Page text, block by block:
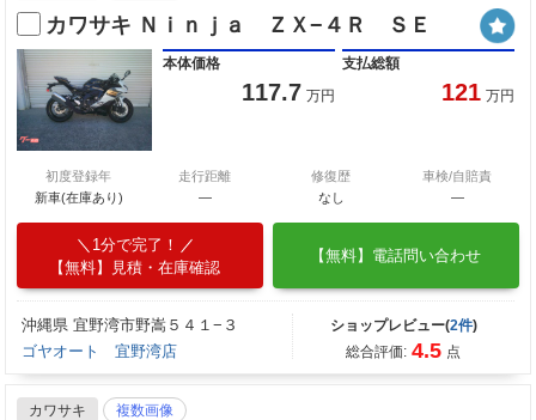
カワサキ Ｎｉｎｊａ ＺＸ−４Ｒ ＳＥ
本体価格
117.7 万円
支払総額
121 万円
初度登録年
新車(在庫あり)
走行距離
―
修復歴
なし
車検/自賠責
―
1分で完了！
【無料】見積・在庫確認
【無料】電話問い合わせ
沖縄県 宜野湾市野嵩５４１−３
ゴヤオート 宜野湾店
ショップレビュー(2件)
総合評価: 4.5 点
カワサキ 複数画像